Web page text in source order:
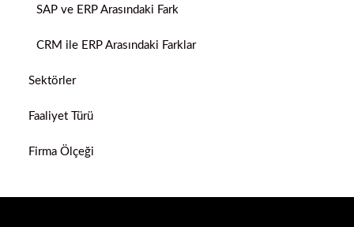
SAP ve ERP Arasındaki Fark
CRM ile ERP Arasındaki Farklar
Sektörler
Faaliyet Türü
Firma Ölçeği